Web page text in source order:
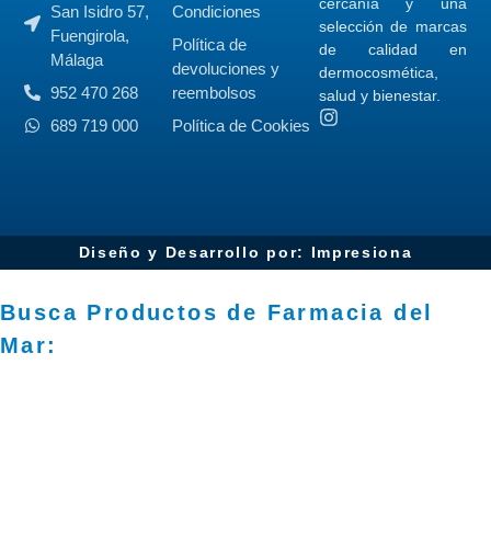
selección de marcas
de calidad en
dermocosmética,
salud y bienestar.
San Isidro 57,
Fuengirola,
Málaga
952 470 268
689 719 000
Condiciones
Política de
devoluciones y
reembolsos
Política de Cookies
Diseño y Desarrollo por: Impresiona​
Busca Productos de Farmacia del
Mar: